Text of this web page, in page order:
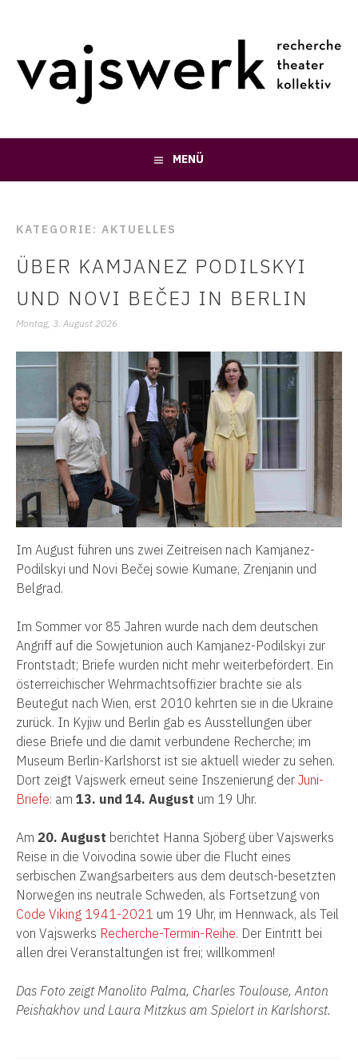
MENÜ
KATEGORIE: AKTUELLES
ÜBER KAMJANEZ PODILSKYI
UND NOVI BEČEJ IN BERLIN
Montag, 3. August 2026
Im August führen uns zwei Zeitreisen nach Kamjanez-
Podilskyi und Novi Bečej sowie Kumane, Zrenjanin und
Belgrad.
Im Sommer vor 85 Jahren wurde nach dem deutschen
Angriff auf die Sowjetunion auch Kamjanez-Podilskyi zur
Frontstadt; Briefe wurden nicht mehr weiterbefördert. Ein
österreichischer Wehrmachtsoffizier brachte sie als
Beutegut nach Wien, erst 2010 kehrten sie in die Ukraine
zurück. In Kyjiw und Berlin gab es Ausstellungen über
diese Briefe und die damit verbundene Recherche; im
Museum Berlin-Karlshorst ist sie aktuell wieder zu sehen.
Dort zeigt Vajswerk erneut seine Inszenierung der Juni-
Briefe: am 13. und 14. August um 19 Uhr.
Am 20. August berichtet Hanna Sjöberg über Vajswerks
Reise in die Voivodina sowie über die Flucht eines
serbischen Zwangsarbeiters aus dem deutsch-besetzten
Norwegen ins neutrale Schweden, als Fortsetzung von
Code Viking 1941-2021 um 19 Uhr, im Hennwack, als Teil
von Vajswerks Recherche-Termin-Reihe. Der Eintritt bei
allen drei Veranstaltungen ist frei; willkommen!
Das Foto zeigt Manolito Palma, Charles Toulouse, Anton
Peishakhov und Laura Mitzkus am Spielort in Karlshorst.